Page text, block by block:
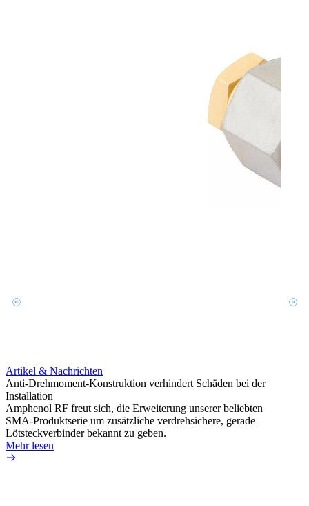
Artikel & Nachrichten
Anti-Drehmoment-Konstruktion verhindert Schäden bei der
Installation
Amphenol RF freut sich, die Erweiterung unserer beliebten
SMA-Produktserie um zusätzliche verdrehsichere, gerade
Lötsteckverbinder bekannt zu geben.
Mehr lesen